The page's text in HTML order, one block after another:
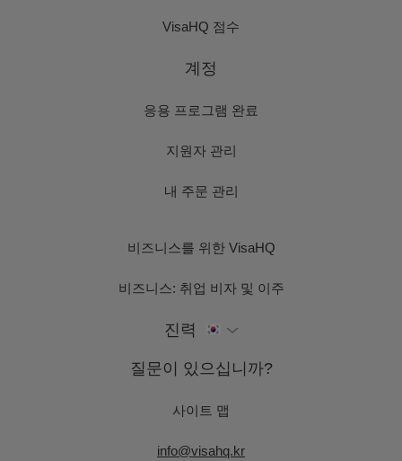
VisaHQ 점수
계정
응용 프로그램 완료
지원자 관리
내 주문 관리
비즈니스를 위한 VisaHQ
비즈니스: 취업 비자 및 이주
진력
질문이 있으십니까?
사이트 맵
info@visahq.kr